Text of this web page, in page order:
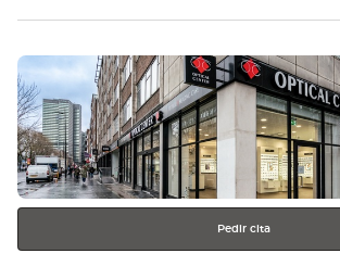
Pulse
ENTER
para
obtener
más
información
Pedir cita